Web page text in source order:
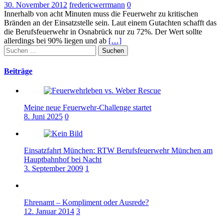
30. November 2012 fredericwerrmann 0
Innerhalb von acht Minuten muss die Feuerwehr zu kritischen
Bränden an der Einsatzstelle sein. Laut einem Gutachten schafft das
die Berufsfeuerwehr in Osnabrück nur zu 72%. Der Wert sollte
allerdings bei 90% liegen und ab […]
Suchen
nach:
Beiträge
Meine neue Feuerwehr-Challenge startet
8. Juni 2025 0
Einsatzfahrt München: RTW Berufsfeuerwehr München am
Hauptbahnhof bei Nacht
3. September 2009 1
Ehrenamt – Kompliment oder Ausrede?
12. Januar 2014 3